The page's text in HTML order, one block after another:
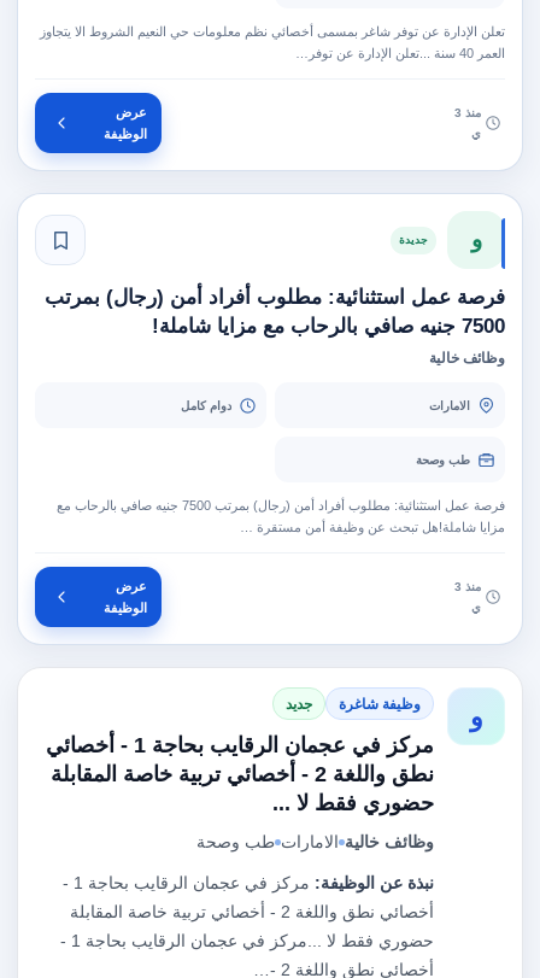
تعلن الإدارة عن توفر شاغر بمسمى أخصائي نظم معلومات حي النعيم الشروط الا يتجاوز
العمر 40 سنة ...تعلن الإدارة عن توفر…
منذ 3
ي
عرض
الوظيفة
و جديدة
فرصة عمل استثنائية: مطلوب أفراد أمن (رجال) بمرتب
7500 جنيه صافي بالرحاب مع مزايا شاملة!
وظائف خالية
الامارات دوام كامل
طب وصحة
فرصة عمل استثنائية: مطلوب أفراد أمن (رجال) بمرتب 7500 جنيه صافي بالرحاب مع
مزايا شاملة!هل تبحث عن وظيفة أمن مستقرة …
منذ 3
ي
عرض
الوظيفة
و وظيفة شاغرة جديد
مركز في عجمان الرقايب بحاجة 1 - أخصائي
نطق واللغة 2 - أخصائي تربية خاصة المقابلة
حضوري فقط لا ...
وظائف خالية الامارات طب وصحة
نبذة عن الوظيفة:
مركز في عجمان الرقايب بحاجة 1 -
أخصائي نطق واللغة 2 - أخصائي تربية خاصة المقابلة
حضوري فقط لا ...مركز في عجمان الرقايب بحاجة 1 -
أخصائي نطق واللغة 2 -…